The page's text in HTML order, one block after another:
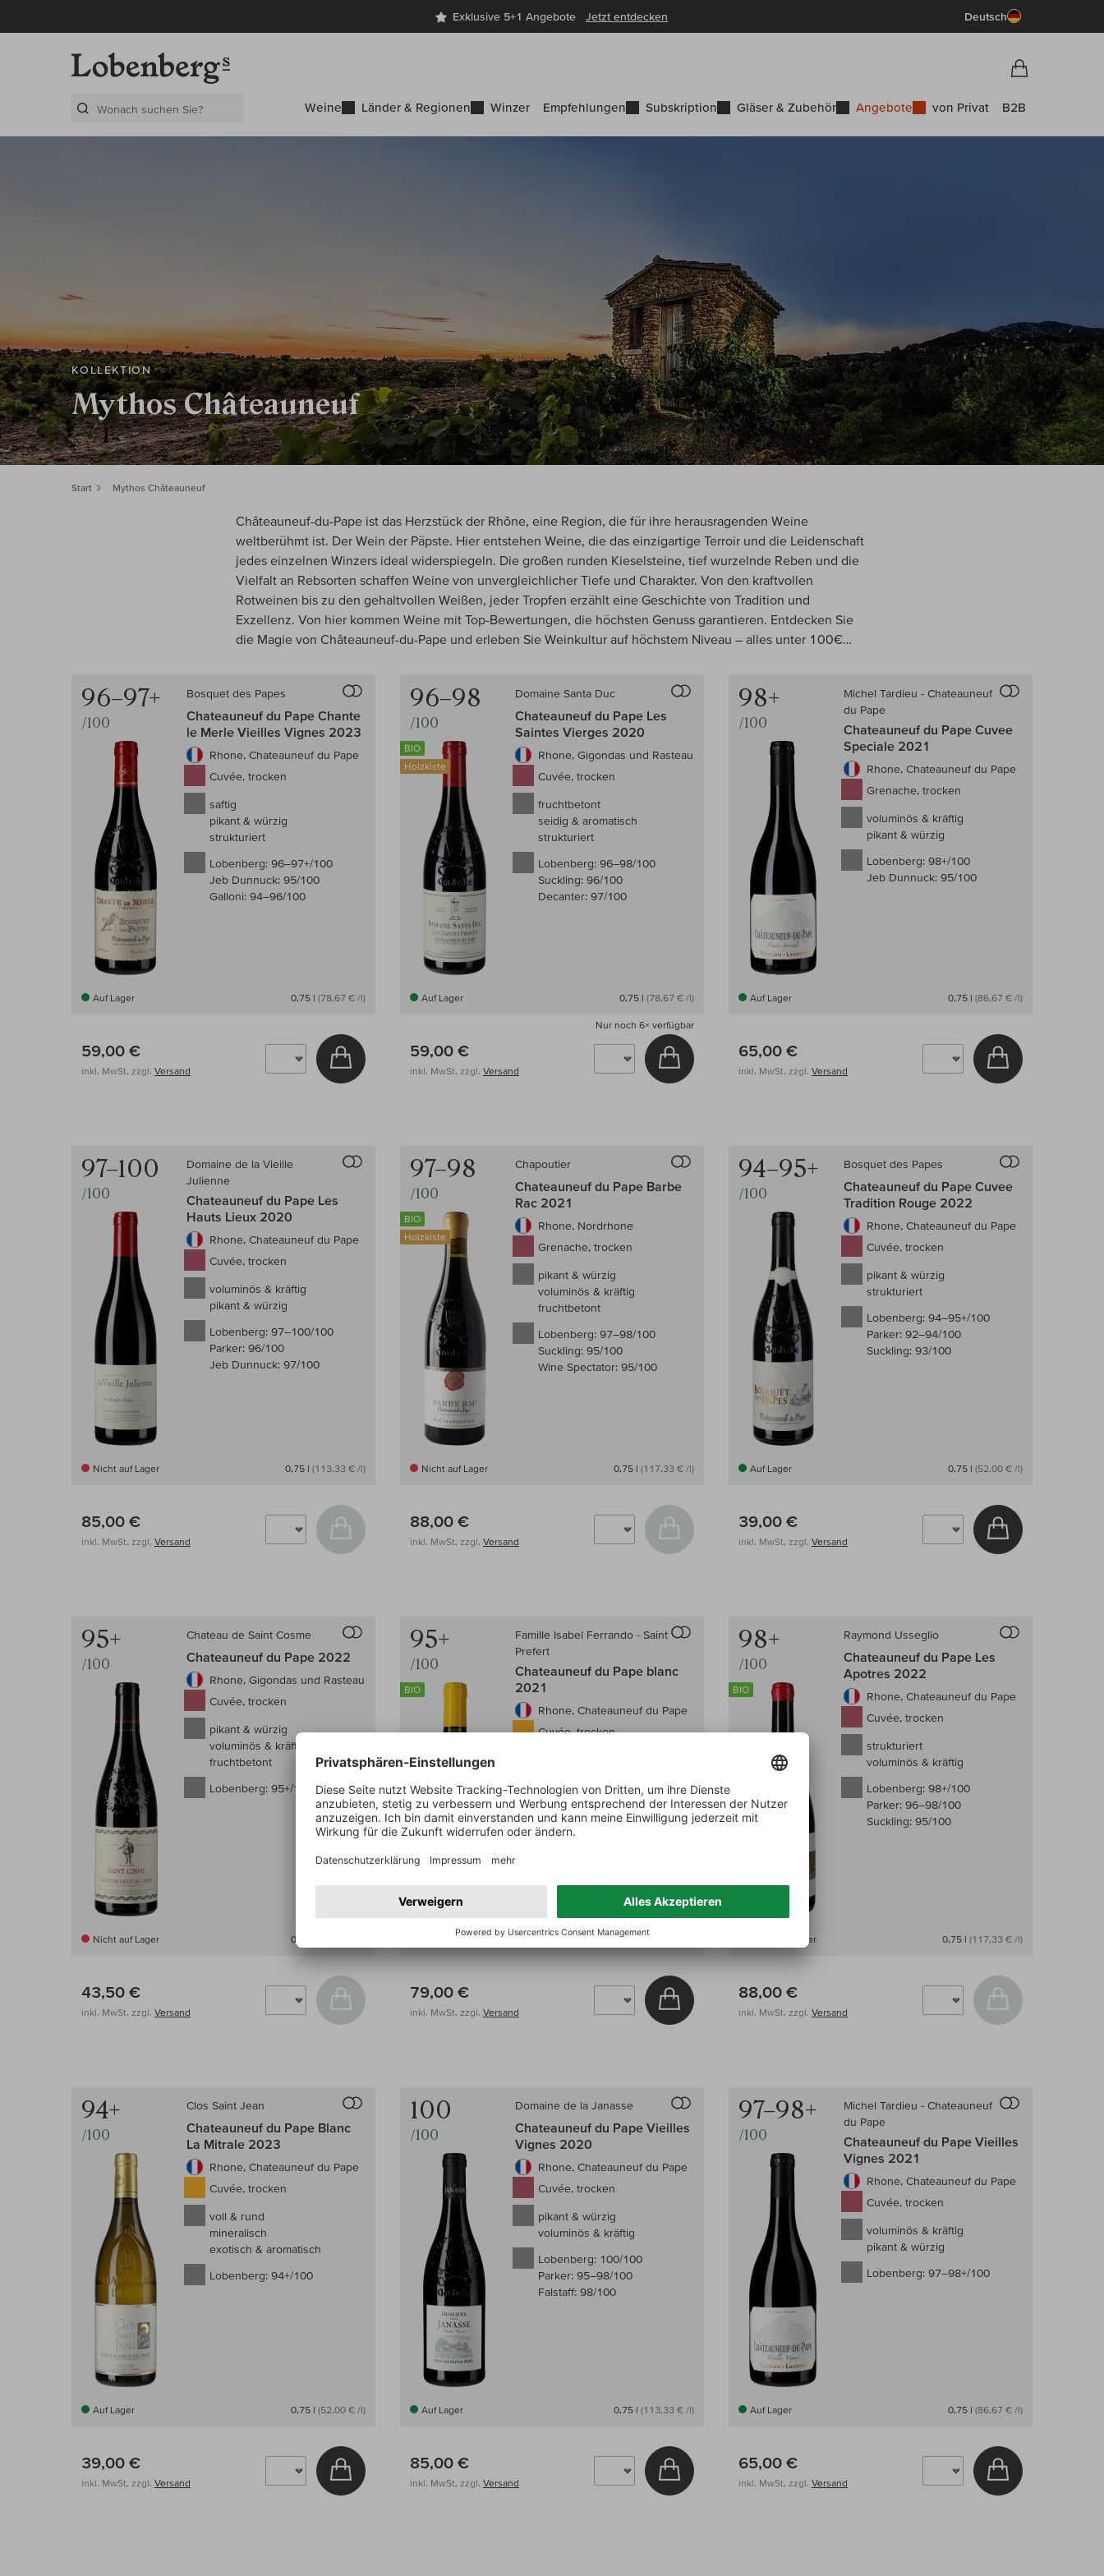
Exklusive 5+1 Angebote Jetzt entdecken Deutsch
Weine Länder & Regionen Winzer Empfehlungen Subskription Gläser & Zubehör Angebote von Privat B2B
KOLLEKTION
Mythos Châteauneuf
Start Mythos Châteauneuf
Châteauneuf-du-Pape ist das Herzstück der Rhône, eine Region, die für ihre herausragenden Weine
weltberühmt ist. Der Wein der Päpste. Hier entstehen Weine, die das einzigartige Terroir und die Leidenschaft
jedes einzelnen Winzers ideal widerspiegeln. Die großen runden Kieselsteine, tief wurzelnde Reben und die
Vielfalt an Rebsorten schaffen Weine von unvergleichlicher Tiefe und Charakter. Von den kraftvollen
Rotweinen bis zu den gehaltvollen Weißen, jeder Tropfen erzählt eine Geschichte von Tradition und
Exzellenz. Von hier kommen Weine mit Top-Bewertungen, die höchsten Genuss garantieren. Entdecken Sie
die Magie von Châteauneuf-du-Pape und erleben Sie Weinkultur auf höchstem Niveau – alles unter 100€…
96–97+
/100
Bosquet des Papes
Auf den Wein-Vergleich
Chateauneuf du Pape Chante
le Merle Vieilles Vignes 2023
Rhone, Chateauneuf du Pape
Cuvée, trocken
saftig
pikant & würzig
strukturiert
Lobenberg: 96–97+/100
Jeb Dunnuck: 95/100
Galloni: 94–96/100
Auf Lager 0,75 l (78,67 € /l)
59,00 €
inkl. MwSt, zzgl. Versand
In den Warenkorb
96–98
/100
BIO
Holzkiste
Domaine Santa Duc
Auf den Wein-Vergleich
Chateauneuf du Pape Les
Saintes Vierges 2020
Rhone, Gigondas und Rasteau
Cuvée, trocken
fruchtbetont
seidig & aromatisch
strukturiert
Lobenberg: 96–98/100
Suckling: 96/100
Decanter: 97/100
Auf Lager 0,75 l (78,67 € /l)
Nur noch 6× verfügbar
59,00 €
inkl. MwSt, zzgl. Versand
In den Warenkorb
98+
/100
Michel Tardieu - Chateauneuf
du Pape
Chateauneuf du Pape Cuvee
Speciale 2021
Rhone, Chateauneuf du Pape
Grenache, trocken
voluminös & kräftig
pikant & würzig
Lobenberg: 98+/100
Jeb Dunnuck: 95/100
Auf Lager 0,75 l (86,67 € /l)
65,00 €
inkl. MwSt, zzgl. Versand
In den
97–100
/100
Domaine de la Vieille
Julienne
Auf den Wein-Vergleich
Chateauneuf du Pape Les
Hauts Lieux 2020
Rhone, Chateauneuf du Pape
Cuvée, trocken
voluminös & kräftig
pikant & würzig
Lobenberg: 97–100/100
Parker: 96/100
Jeb Dunnuck: 97/100
Nicht auf Lager 0,75 l (113,33 € /l)
85,00 €
inkl. MwSt, zzgl. Versand
In den Warenkorb
97–98
/100
BIO
Holzkiste
Chapoutier
Auf den Wein-Vergleich
Chateauneuf du Pape Barbe
Rac 2021
Rhone, Nordrhone
Grenache, trocken
pikant & würzig
voluminös & kräftig
fruchtbetont
Lobenberg: 97–98/100
Suckling: 95/100
Wine Spectator: 95/100
Nicht auf Lager 0,75 l (117,33 € /l)
88,00 €
inkl. MwSt, zzgl. Versand
In den Warenkorb
94–95+
/100
Bosquet des Papes
Chateauneuf du Pape Cuvee
Tradition Rouge 2022
Rhone, Chateauneuf du Pape
Cuvée, trocken
pikant & würzig
strukturiert
Lobenberg: 94–95+/100
Parker: 92–94/100
Suckling: 93/100
Auf Lager 0,75 l (52,00 € /l)
39,00 €
inkl. MwSt, zzgl. Versand
In den
95+
/100
Chateau de Saint Cosme
Auf den Wein-Vergleich
Chateauneuf du Pape 2022
Rhone, Gigondas und Rasteau
Cuvée, trocken
pikant & würzig
voluminös & kräftig
fruchtbetont
Lobenberg: 95+/100
Nicht auf Lager 0,75 l
43,50 €
inkl. MwSt, zzgl. Versand
In den Warenkorb
95+
/100
BIO
Famille Isabel Ferrando - Saint
Prefert
Auf den Wein-Vergleich
Chateauneuf du Pape blanc
2021
Rhone, Chateauneuf du Pape
Cuvée, trocken
mineralisch
Lobenberg:95+/100
Suckling:
0,75 l
79,00 €
inkl. MwSt, zzgl. Versand
In den Warenkorb
98+
/100
BIO
Raymond Usseglio
Chateauneuf du Pape Les
Apotres 2022
Rhone, Chateauneuf du Pape
Cuvée, trocken
strukturiert
voluminös & kräftig
Lobenberg: 98+/100
Parker: 96–98/100
Suckling: 95/100
Nicht auf Lager 0,75 l (117,33 € /l)
88,00 €
inkl. MwSt, zzgl. Versand
In den
94+
/100
Clos Saint Jean
Auf den Wein-Vergleich
Chateauneuf du Pape Blanc
La Mitrale 2023
Rhone, Chateauneuf du Pape
Cuvée, trocken
voll & rund
mineralisch
exotisch & aromatisch
Lobenberg: 94+/100
Auf Lager 0,75 l (52,00 € /l)
39,00 €
inkl. MwSt, zzgl. Versand
In den Warenkorb
100
/100
Domaine de la Janasse
Auf den Wein-Vergleich
Chateauneuf du Pape Vieilles
Vignes 2020
Rhone, Chateauneuf du Pape
Cuvée, trocken
pikant & würzig
voluminös & kräftig
Lobenberg: 100/100
Parker: 95–98/100
Falstaff: 98/100
Auf Lager 0,75 l (113,33 € /l)
85,00 €
inkl. MwSt, zzgl. Versand
In den Warenkorb
97–98+
/100
Michel Tardieu - Chateauneuf
du Pape
Chateauneuf du Pape Vieilles
Vignes 2021
Rhone, Chateauneuf du Pape
Cuvée, trocken
voluminös & kräftig
pikant & würzig
Lobenberg: 97–98+/100
Auf Lager 0,75 l (86,67 € /l)
65,00 €
inkl. MwSt, zzgl. Versand
In den